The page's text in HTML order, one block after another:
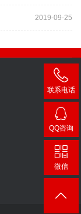
2019-09-25
联系电话
400-
007-
3860
QQ咨询
微信